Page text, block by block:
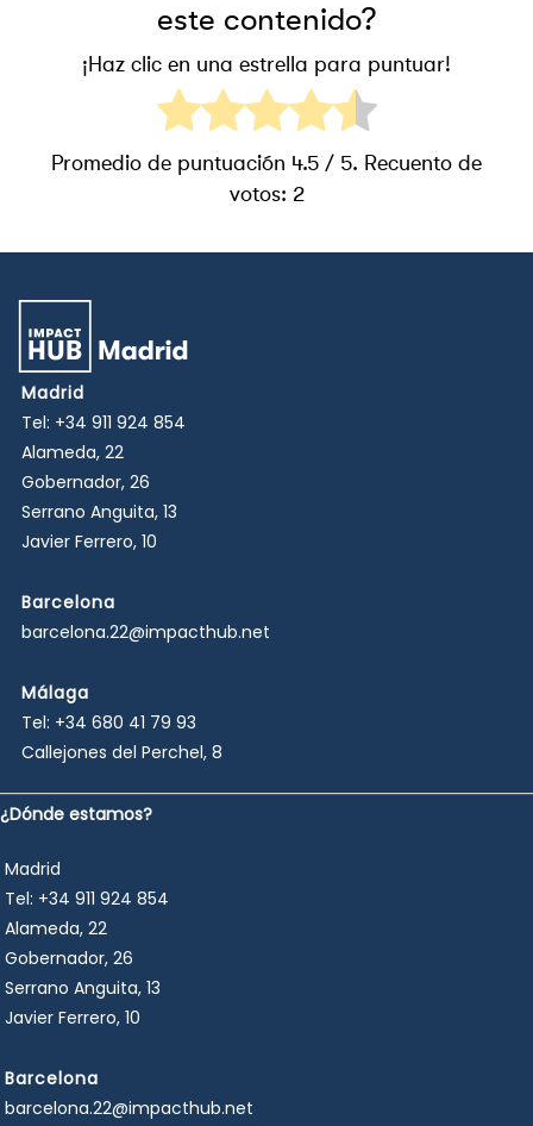
este contenido?
¡Haz clic en una estrella para puntuar!
Promedio de puntuación 4.5 / 5. Recuento de
votos: 2
Madrid
Tel: +34 911 924 854
Alameda, 22
Gobernador, 26
Serrano Anguita, 13
Javier Ferrero, 10
Barcelona
barcelona.22@impacthub.net
Málaga
Tel: +34 680 41 79 93
Callejones del Perchel, 8
¿Dónde estamos?
Madrid
Tel: +34 911 924 854
Alameda, 22
Gobernador, 26
Serrano Anguita, 13
Javier Ferrero, 10
Barcelona
barcelona.22@impacthub.net